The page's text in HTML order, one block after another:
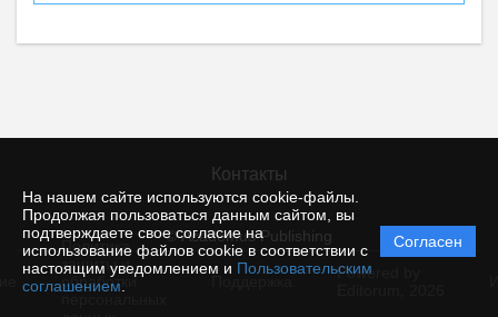
На нашем сайте используются cookie-файлы.
Продолжая пользоваться данным сайтом, вы
подтверждаете свое согласие на
использование файлов cookie в соответствии с
настоящим уведомлением и Пользовательским
соглашением
Согласен
Контакты
© Academus Publishing
Политика
защиты и
обработки
Powered by